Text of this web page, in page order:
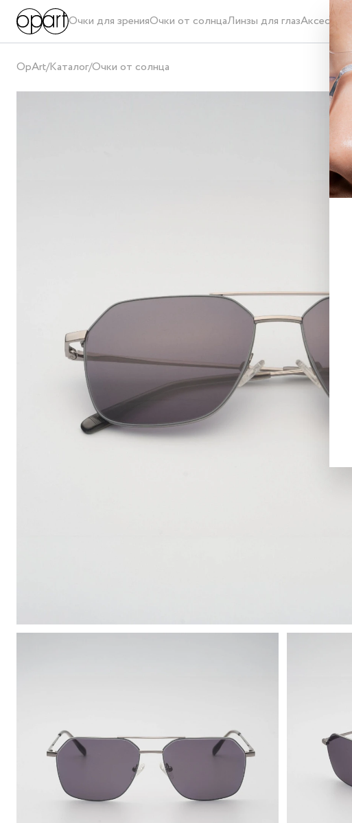
Очки для зренияОчки от солнцаЛинзы для глазАксессуары
OpArt/Каталог/Очки от солнца